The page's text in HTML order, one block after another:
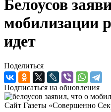
Белоусов
мобилизации
идет
Поделиться
Подписаться на обновления